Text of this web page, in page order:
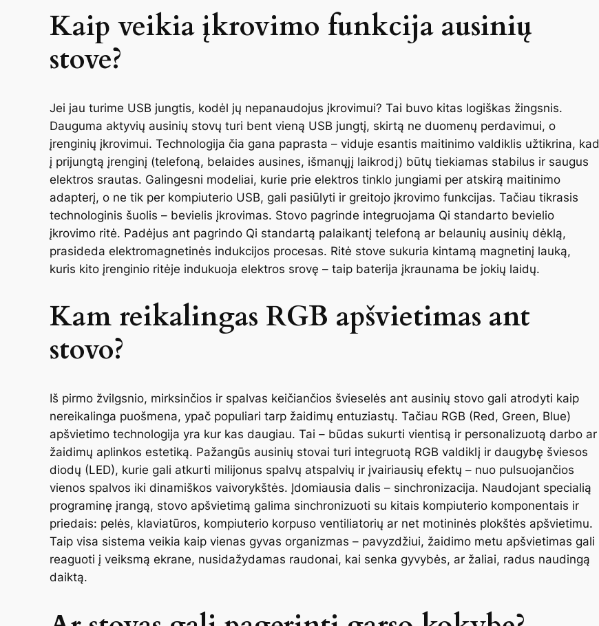
Kaip veikia įkrovimo funkcija ausinių
stove?
Jei jau turime USB jungtis, kodėl jų nepanaudojus įkrovimui? Tai buvo kitas logiškas žingsnis.
Dauguma aktyvių ausinių stovų turi bent vieną USB jungtį, skirtą ne duomenų perdavimui, o
įrenginių įkrovimui. Technologija čia gana paprasta – viduje esantis maitinimo valdiklis užtikrina, kad
į prijungtą įrenginį (telefoną, belaides ausines, išmanųjį laikrodį) būtų tiekiamas stabilus ir saugus
elektros srautas. Galingesni modeliai, kurie prie elektros tinklo jungiami per atskirą maitinimo
adapterį, o ne tik per kompiuterio USB, gali pasiūlyti ir greitojo įkrovimo funkcijas. Tačiau tikrasis
technologinis šuolis – bevielis įkrovimas. Stovo pagrinde integruojama Qi standarto bevielio
įkrovimo ritė. Padėjus ant pagrindo Qi standartą palaikantį telefoną ar belaunių ausinių dėklą,
prasideda elektromagnetinės indukcijos procesas. Ritė stove sukuria kintamą magnetinį lauką,
kuris kito įrenginio ritėje indukuoja elektros srovę – taip baterija įkraunama be jokių laidų.
Kam reikalingas RGB apšvietimas ant
stovo?
Iš pirmo žvilgsnio, mirksinčios ir spalvas keičiančios švieselės ant ausinių stovo gali atrodyti kaip
nereikalinga puošmena, ypač populiari tarp žaidimų entuziastų. Tačiau RGB (Red, Green, Blue)
apšvietimo technologija yra kur kas daugiau. Tai – būdas sukurti vientisą ir personalizuotą darbo ar
žaidimų aplinkos estetiką. Pažangūs ausinių stovai turi integruotą RGB valdiklį ir daugybę šviesos
diodų (LED), kurie gali atkurti milijonus spalvų atspalvių ir įvairiausių efektų – nuo pulsuojančios
vienos spalvos iki dinamiškos vaivorykštės. Įdomiausia dalis – sinchronizacija. Naudojant specialią
programinę įrangą, stovo apšvietimą galima sinchronizuoti su kitais kompiuterio komponentais ir
priedais: pelės, klaviatūros, kompiuterio korpuso ventiliatorių ar net motininės plokštės apšvietimu.
Taip visa sistema veikia kaip vienas gyvas organizmas – pavyzdžiui, žaidimo metu apšvietimas gali
reaguoti į veiksmą ekrane, nusidažydamas raudonai, kai senka gyvybės, ar žaliai, radus naudingą
daiktą.